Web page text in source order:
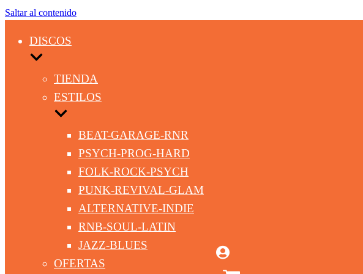
Saltar al contenido
DISCOS
TIENDA
ESTILOS
BEAT-GARAGE-RNR
PSYCH-PROG-HARD
FOLK-ROCK-PSYCH
PUNK-REVIVAL-GLAM
ALTERNATIVE-INDIE
RNB-SOUL-LATIN
JAZZ-BLUES
OFERTAS